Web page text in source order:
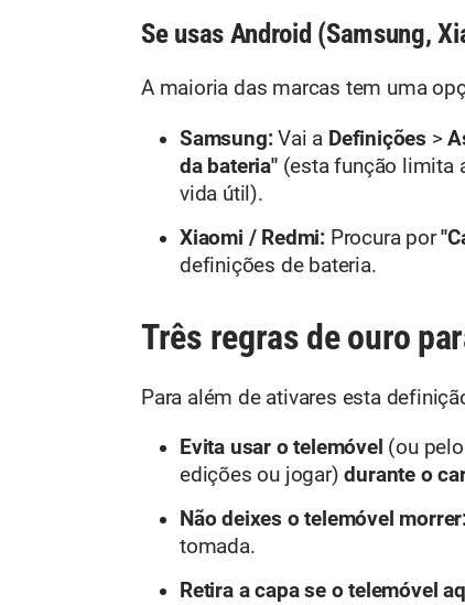
Se usas Android (Samsung,
A maioria das marcas tem uma
Samsung:Vai a Definições >
da bateria"(esta função limita
vida útil).
Xiaomi / Redmi: Procura por
definições de bateria.
Três regras de ouro
Para além de ativares esta
Evita usar o telemóvel (ou
edições ou jogar) durante o
Não deixes o telemóvel
tomada.
Retira a capa se o telemóvel